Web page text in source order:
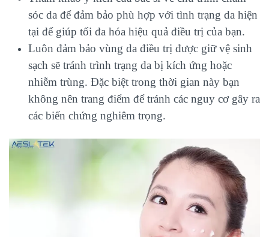
sóc da để đảm bảo phù hợp với tình trạng da hiện
tại để giúp tối đa hóa hiệu quả điều trị của bạn.
Luôn đảm bảo vùng da điều trị được giữ vệ sinh
sạch sẽ tránh trình trạng da bị kích ứng hoặc
nhiễm trùng. Đặc biệt trong thời gian này bạn
không nên trang điểm để tránh các nguy cơ gây ra
các biến chứng nghiêm trọng.